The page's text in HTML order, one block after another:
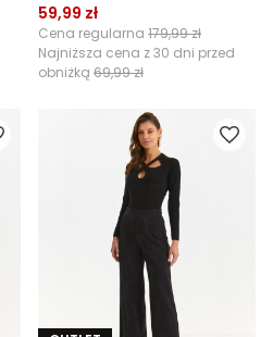
59,99 zł
Cena regularna 179,99 zł
Najniższa cena z 30 dni przed
obniżką 69,99 zł